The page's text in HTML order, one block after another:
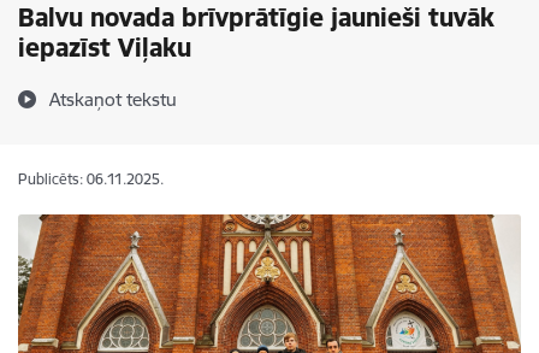
Balvu novada brīvprātīgie jaunieši tuvāk
iepazīst Viļaku
Atskaņot tekstu
Publicēts: 06.11.2025.